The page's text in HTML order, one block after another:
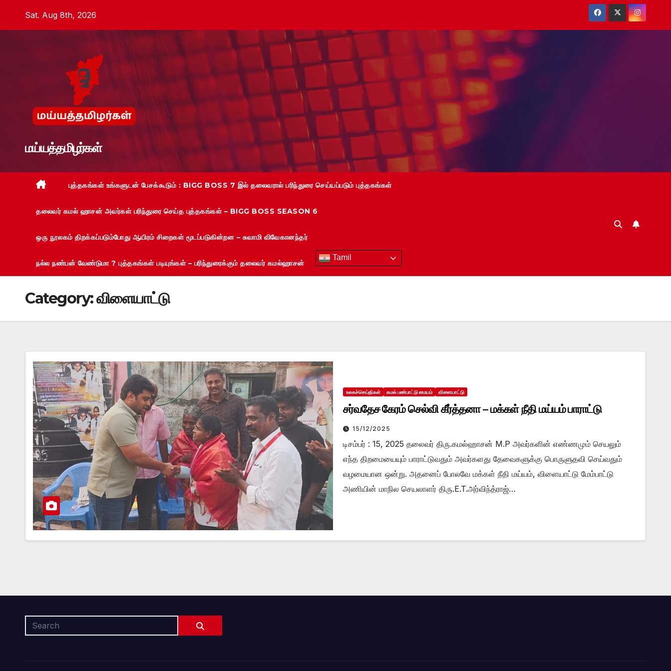
Sat. Aug 8th, 2026
மய்யத்தமிழர்கள்
புத்தகங்கள் உங்களுடன் பேசக்கூடும் : BIGG BOSS 7 இல் தலைவரால் பரிந்துரை செய்யப்படும் புத்தகங்கள்
தலைவர் கமல் ஹாசன் அவர்கள் பரிந்துரை செய்த புத்தகங்கள் – BIGG BOSS SEASON 6
ஒரு நூலகம் திறக்கப்படும்போது ஆயிரம் சிறைகள் மூடப்படுகின்றன – சுவாமி விவேகானந்தர்
நல்ல நண்பன் வேண்டுமா ? புத்தகங்கள் படியுங்கள் – பரிந்துரைக்கும் தலைவர் கமல்ஹாசன்
Tamil
Category:விளையாட்டு
உலகச்செய்திகள் கமல் பண்பாட்டு மையம் விளையாட்டு
சர்வதேச கேரம் செல்வி கீர்த்தனா – மக்கள் நீதி மய்யம் பாராட்டு
15/12/2025
டிசம்பர் : 15, 2025 தலைவர் திரு.கமல்ஹாசன் M.P அவர்களின் எண்ணமும் செயலும்
எந்த திறமையையும் பாராட்டுவதும் அவர்களது தேவைகளுக்கு பொருளுதவி செய்வதும்
வழமையான ஒன்று. அதனைப் போலவே மக்கள் நீதி மய்யம், விளையாட்டு மேம்பாட்டு
அணியின் மாநில செயலாளர் திரு.E.T.அர்விந்த்ராஜ்…